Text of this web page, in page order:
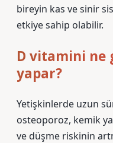
bireyin kas ve sinir
etkiye sahip olabilir.
D vitamini ne
yapar?
Yetişkinlerde uzun
osteoporoz, kemik
ve düşme riskinin